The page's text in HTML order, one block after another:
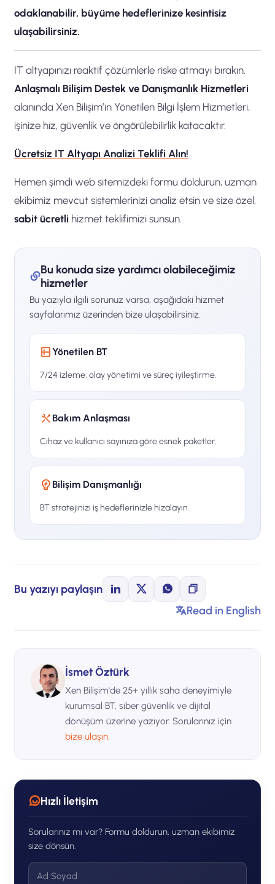
odaklanabilir, büyüme hedeflerinize kesintisiz
ulaşabilirsiniz.
IT altyapınızı reaktif çözümlerle riske atmayı bırakın.
Anlaşmalı Bilişim Destek ve Danışmanlık Hizmetleri
alanında Xen Bilişim’in Yönetilen Bilgi İşlem Hizmetleri,
işinize hız, güvenlik ve öngörülebilirlik katacaktır.
Ücretsiz IT Altyapı Analizi Teklifi Alın!
Hemen şimdi web sitemizdeki formu doldurun, uzman
ekibimiz mevcut sistemlerinizi analiz etsin ve size özel,
sabit ücretli hizmet teklifimizi sunsun.
Bu konuda size yardımcı olabileceğimiz
hizmetler
Bu yazıyla ilgili sorunuz varsa, aşağıdaki hizmet
sayfalarımız üzerinden bize ulaşabilirsiniz.
Yönetilen BT
7/24 izleme, olay yönetimi ve süreç iyileştirme.
Bakım Anlaşması
Cihaz ve kullanıcı sayınıza göre esnek paketler.
Bilişim Danışmanlığı
BT stratejinizi iş hedeflerinizle hizalayın.
Bu yazıyı paylaşın
Read in English
İsmet Öztürk
Xen Bilişim'de 25+ yıllık saha deneyimiyle
kurumsal BT, siber güvenlik ve dijital
dönüşüm üzerine yazıyor. Sorularınız için
bize ulaşın.
Hızlı İletişim
Sorularınız mı var? Formu doldurun, uzman ekibimiz
size dönsün.